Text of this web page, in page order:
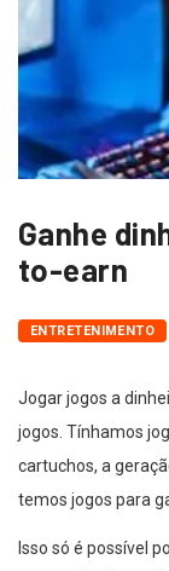
Ganhe
to-earn
ENTRETENIMENTO
Jogar jogos a
jogos. Tínhamos
cartuchos, a
temos jogos para
Isso só é possível